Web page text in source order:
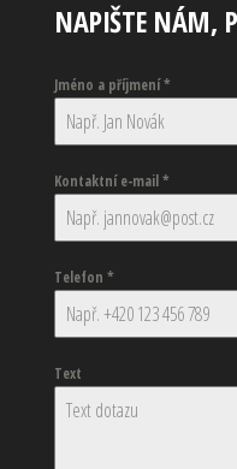
NAPIŠTE NÁM,
Jméno a příjmení*
Kontaktní e-mail*
Telefon *
Text